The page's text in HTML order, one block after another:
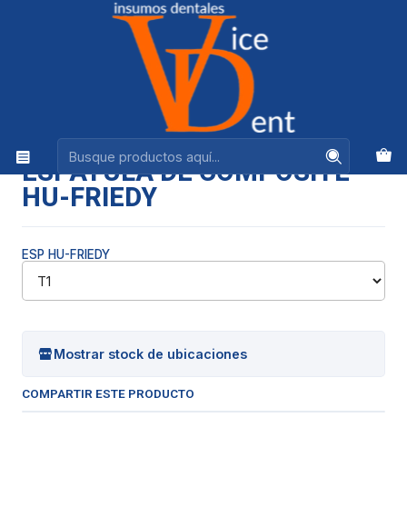
Ventas +56944575313
INSTRUMENTAL
ESPATULA DE COMPOSITE HU-FRIEDY
|
ESPATULA DE COMPOSITE
HU-FRIEDY
ESP HU-FRIEDY
Mostrar stock de ubicaciones
COMPARTIR ESTE PRODUCTO